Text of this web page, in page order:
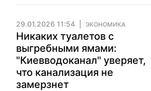
29.01.2026 11:54 ЭКОНОМИКА
Никаких туалетов с
выгребными ямами:
"Киевводоканал" уверяет,
что канализация не
замерзнет